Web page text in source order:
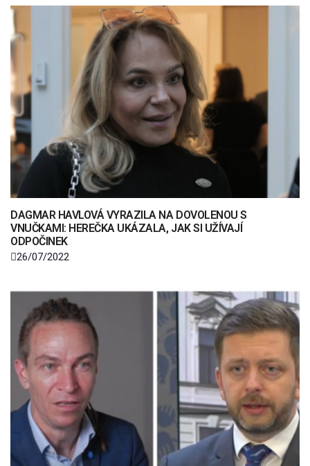
DAGMAR HAVLOVÁ VYRAZILA NA DOVOLENOU S
VNUČKAMI: HEREČKA UKÁZALA, JAK SI UŽÍVAJÍ
ODPOČINEK
26/07/2022